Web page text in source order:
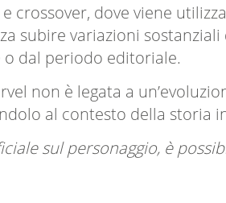
crossover, dove viene
subire variazioni
dal periodo editoriale.
non è legata a
al contesto della storia
sul personaggio, è